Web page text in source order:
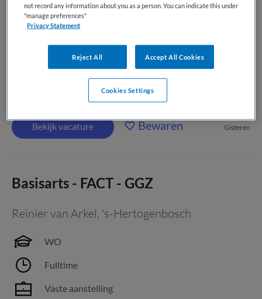
Vaste aanstelling
zoek naar een afwisselende baan bij een organisatie met
een uitstekend opleidingsklimaat! Dan ben je bij Reinier van
Arkel aan het juiste adres! Je doet bij ons in het mooie
Brabant brede ervaring op als arts binnen de...
Bekijk vacature Bewaren Gisteren
Basisarts - FACT - GGZ
Reinier van Arkel, 's-Hertogenbosch
WO
Fulltime
Vaste aanstelling
not record any information about you as a person. You can indicate this under
"manage preferences"
Privacy Statement
Reject All Accept All Cookies
Cookies Settings